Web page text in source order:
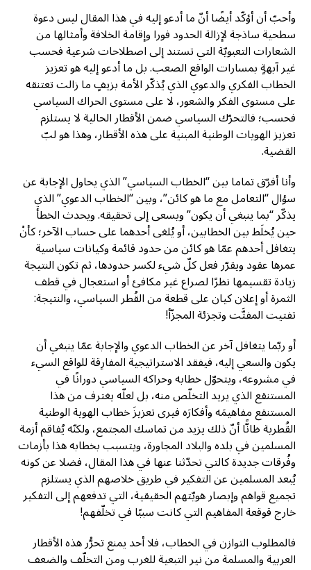
وأحبّ أن أؤكّد أيضًا أنّ ما أدعو إليه في هذا المقال ليس دعوة
سطحية ساذجة لإزالة الحدود فورا وإقامة الخلافة وأمثالها من
الشعارات التعبويّة التي تستند إلى اصطلاحات شرعية فحسب
غير آبهةٍ بمسارات الواقع الصعب. بل ما أدعو إليه هو تعزيز
الخطاب الفكري والدعوي الذي يُذكّر الأمة بزيفٍ ما زالت تعتنقه
على مستوى الفكر والشعور، لا على مستوى الحراك السياسي
فحسب؛ فالتحرّك السياسي ضمن الأقطار الحالية لا يستلزم
تعزيز الهويات الوطنية المبنية على هذه الأقطار، وهذا هو لبّ
القضية.
وأنا أفرّق تماما بين “الخطاب السياسي” الذي يحاول الإجابة عن
سؤال “التعامل مع ما هو كائن”، وبين “الخطاب الدعوي” الذي
يذكّر “بما ينبغي أن يكون” ويسعى إلى تحقيقه. ويحدث الخطأ
حين يُخلَط بين الخطابين، أو يُلغى أحدهما على حساب الآخر؛ كأنْ
يتغافل أحدهم عمّا هو كائن من حدود قائمة وكيانات سياسية
عمرها عقود ويقرّر فعل كلّ شيء لكسر حدودها، ثم تكون النتيجة
زيادة تقسيمها نظرًا لصراع غير مكافئ أو استعجال في قطف
الثمرة أو إعلان كيان على قطعة من القُطر السياسي، والنتيجة:
تفتيت المفتَّت وتجزئة المجزّأ!
أو ربّما يتغافل آخر عن الخطاب الدعوي والإجابة عمّا ينبغي أن
يكون والسعي إليه، فيفقد الاستراتيجية المفارِقة للواقع السيء
في مشروعه، ويتحوّل خطابه وحراكه السياسي دورانًا في
المستنقع الذي يريد التخلّص منه، بل لعلّه يغترف من هذا
المستنقع مفاهيمَه وأفكارَه فيرى تعزيزَ خطاب الهوية الوطنية
القُطرية ظانًّا أنّ ذلك يزيد من تماسك المجتمع، ولكنّه يُفاقم أزمة
المسلمين في بلده والبلاد المجاورة، ويتسبب بخطابه هذا بأزمات
وفُرقات جديدة كالتي تحدّثنا عنها في هذا المقال، فضلا عن كونه
يُبعد المسلمين عن التفكير في طريق خلاصهم الذي يستلزم
تجميع قواهم وإبصار هويّتهم الحقيقية، التي تدفعهم إلى التفكير
خارج قوقعة المفاهيم التي كانت سببًا في تخلّفهم!
فالمطلوب التوازن في الخطاب، فلا أحد يمنع تحرُّر هذه الأقطار
العربية والمسلمة من نير التبعية للغرب ومن التخلّف والضعف